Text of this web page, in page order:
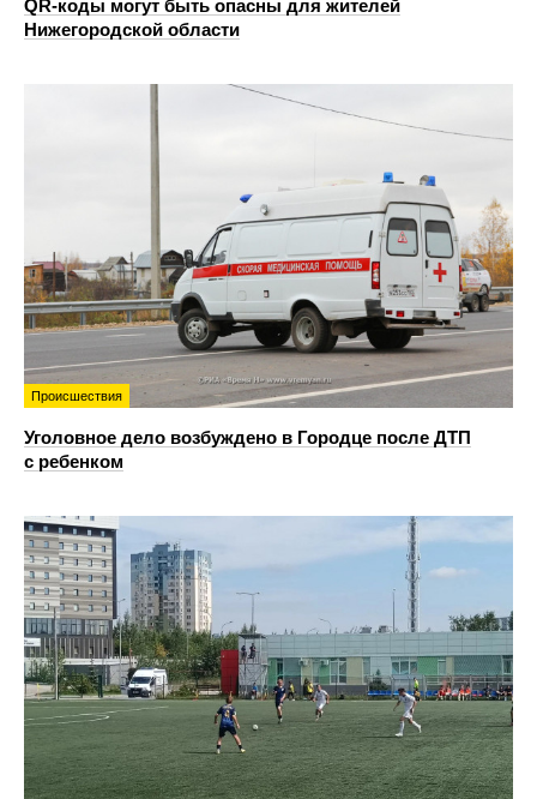
QR-коды могут быть опасны для жителей
Нижегородской области
Происшествия
Уголовное дело возбуждено в Городце после ДТП
с ребенком